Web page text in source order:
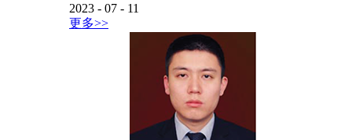
2023 - 07 - 11
更多>>